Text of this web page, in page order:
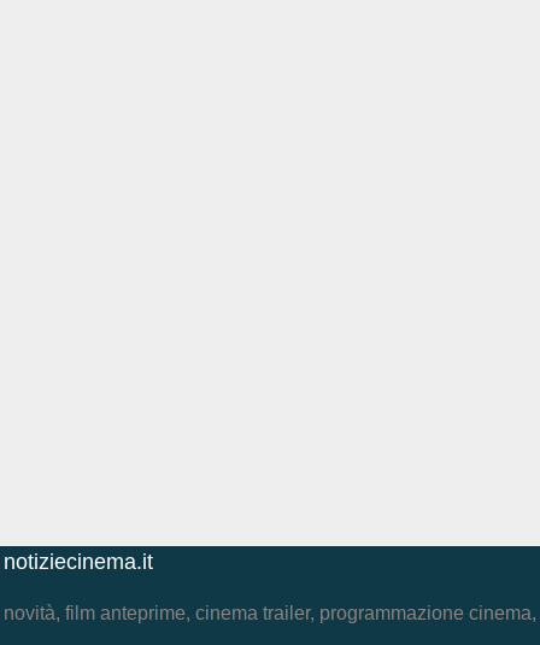
notiziecinema.it
novità, film anteprime, cinema trailer, programmazione